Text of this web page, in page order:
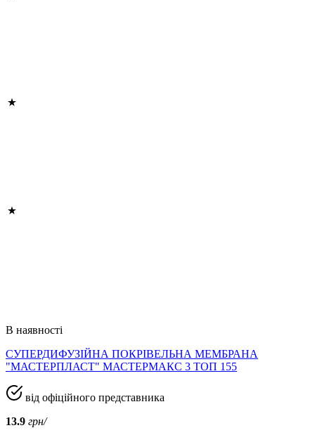
В наявності
СУПЕРДИФУЗІЙНА ПОКРІВЕЛЬНА МЕМБРАНА
"МАСТЕРПЛАСТ" МАСТЕРМАКС 3 ТОП 155
від офіційного представника
13.9 грн/